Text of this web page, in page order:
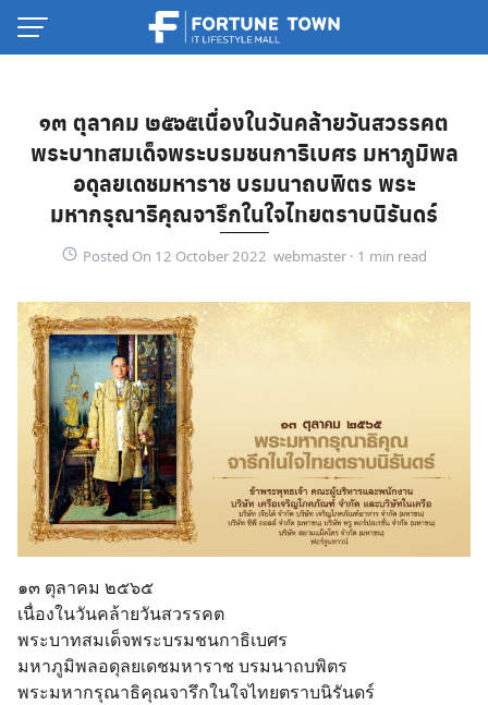
Skip
Thai
English
๑๓ ตุลาคม ๒๕๖๕เนื่องในวันคล้ายวันสวรรคต
พระบาทสมเด็จพระบรมชนกาธิเบศร มหาภูมิพล
อดุลยเดชมหาราช บรมนาถบพิตร พระ
มหากรุณาธิคุณจารึกในใจไทยตราบนิรันดร์
Posted On 12 October 2022 webmaster ·
๑๓ ตุลาคม ๒๕๖๕
เนื่องในวันคล้ายวันสวรรคต
พระบาทสมเด็จพระบรมชนกาธิเบศร
มหาภูมิพลอดุลยเดชมหาราช บรมนาถบพิตร
พระมหากรุณาธิคุณจารึกในใจไทยตราบนิรันดร์